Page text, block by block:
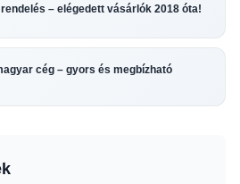
– elégedett vásárlók 2018 óta!
cég – gyors és megbízható